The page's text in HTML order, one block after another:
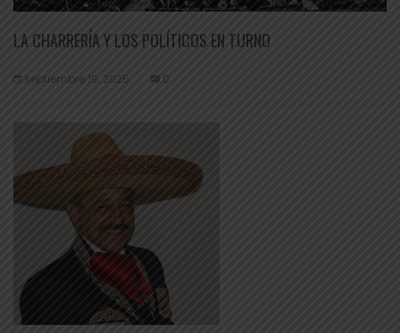
LA CHARRERÍA Y LOS POLÍTICOS EN TURNO
septiembre 19, 2025 0